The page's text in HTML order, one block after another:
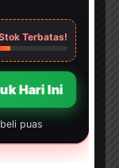
Terbatas!
Hari Ini
puas